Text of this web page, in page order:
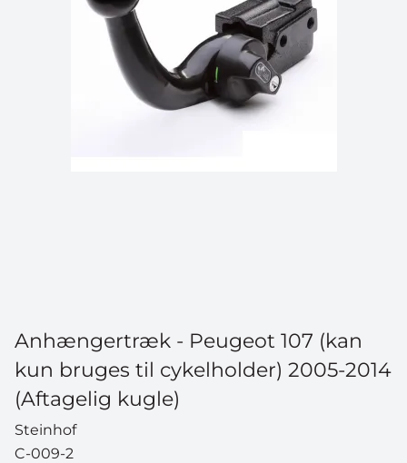
Anhængertræk - Peugeot 107 (kan
kun bruges til cykelholder) 2005-2014
(Aftagelig kugle)
Steinhof
C-009-2